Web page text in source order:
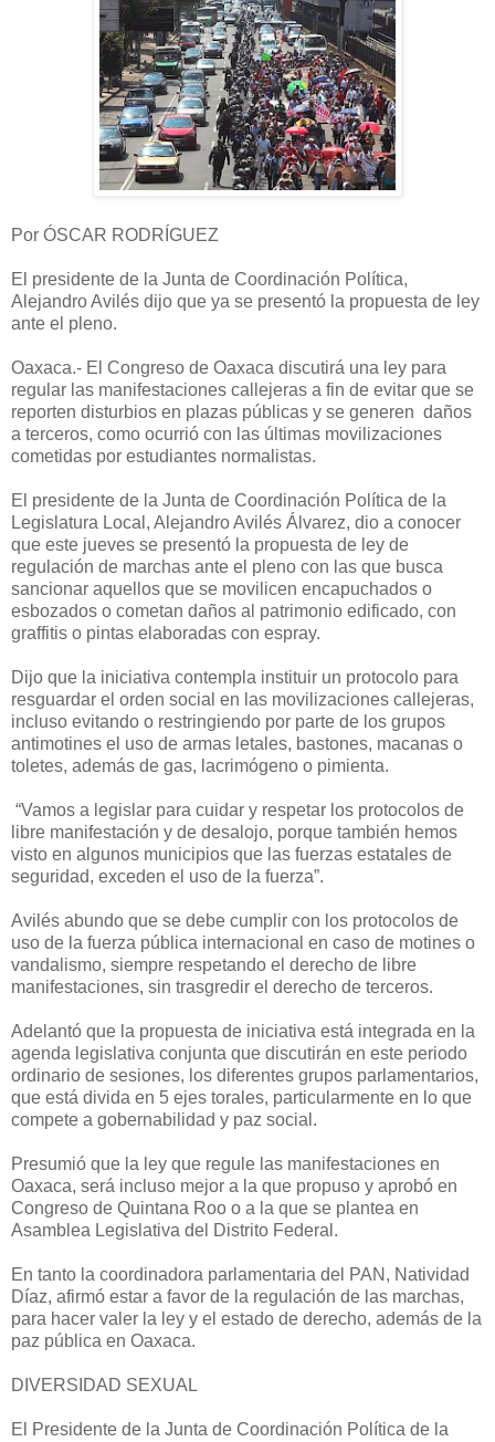
Por ÓSCAR RODRÍGUEZ
El presidente de la Junta de Coordinación Política,
Alejandro Avilés dijo que ya se presentó la propuesta de ley
ante el pleno.
Oaxaca.- El Congreso de Oaxaca discutirá una ley para
regular las manifestaciones callejeras a fin de evitar que se
reporten disturbios en plazas públicas y se generen daños
a terceros, como ocurrió con las últimas movilizaciones
cometidas por estudiantes normalistas.
El presidente de la Junta de Coordinación Política de la
Legislatura Local, Alejandro Avilés Álvarez, dio a conocer
que este jueves se presentó la propuesta de ley de
regulación de marchas ante el pleno con las que busca
sancionar aquellos que se movilicen encapuchados o
esbozados o cometan daños al patrimonio edificado, con
graffitis o pintas elaboradas con espray.
Dijo que la iniciativa contempla instituir un protocolo para
resguardar el orden social en las movilizaciones callejeras,
incluso evitando o restringiendo por parte de los grupos
antimotines el uso de armas letales, bastones, macanas o
toletes, además de gas, lacrimógeno o pimienta.
“Vamos a legislar para cuidar y respetar los protocolos de
libre manifestación y de desalojo, porque también hemos
visto en algunos municipios que las fuerzas estatales de
seguridad, exceden el uso de la fuerza”.
Avilés abundo que se debe cumplir con los protocolos de
uso de la fuerza pública internacional en caso de motines o
vandalismo, siempre respetando el derecho de libre
manifestaciones, sin trasgredir el derecho de terceros.
Adelantó que la propuesta de iniciativa está integrada en la
agenda legislativa conjunta que discutirán en este periodo
ordinario de sesiones, los diferentes grupos parlamentarios,
que está divida en 5 ejes torales, particularmente en lo que
compete a gobernabilidad y paz social.
Presumió que la ley que regule las manifestaciones en
Oaxaca, será incluso mejor a la que propuso y aprobó en
Congreso de Quintana Roo o a la que se plantea en
Asamblea Legislativa del Distrito Federal.
En tanto la coordinadora parlamentaria del PAN, Natividad
Díaz, afirmó estar a favor de la regulación de las marchas,
para hacer valer la ley y el estado de derecho, además de la
paz pública en Oaxaca.
DIVERSIDAD SEXUAL
El Presidente de la Junta de Coordinación Política de la